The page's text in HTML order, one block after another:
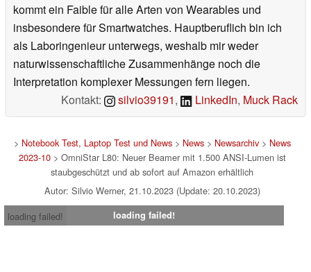
kommt ein Faible für alle Arten von Wearables und
insbesondere für Smartwatches. Hauptberuflich bin ich
als Laboringenieur unterwegs, weshalb mir weder
naturwissenschaftliche Zusammenhänge noch die
Interpretation komplexer Messungen fern liegen.
Kontakt:
silvio39191, LinkedIn, Muck Rack
> Notebook Test, Laptop Test und News> News> Newsarchiv> News
2023-10> OmniStar L80: Neuer Beamer mit 1.500 ANSI-Lumen ist
staubgeschützt und ab sofort auf Amazon erhältlich
Autor: Silvio Werner, 21.10.2023 (Update: 20.10.2023)
loading failed!
loading failed!